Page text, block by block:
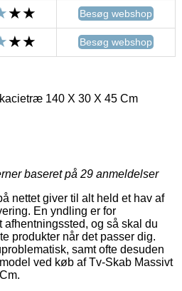
Besøg webshop
Besøg webshop
140 X 30 X 45 Cm
baseret på 29 anmeldelser
nettet giver til alt held et hav af
En yndling er for
og så skal du
produkter når det passer dig.
samt ofte desuden
ved køb af Tv-Skab Massivt